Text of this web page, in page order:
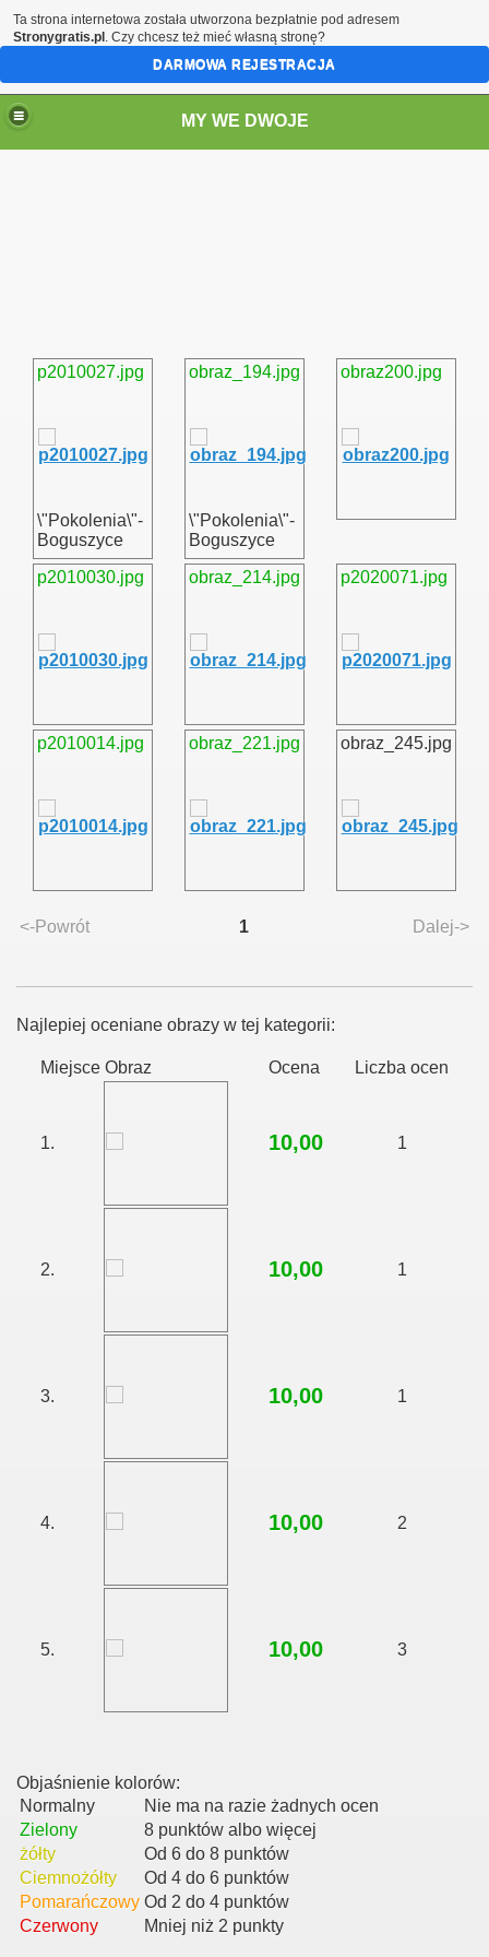
MY WE DWOJE
p2010027.jpg
\"Pokolenia\"-
Boguszyce
obraz_194.jpg
\"Pokolenia\"-
Boguszyce
obraz200.jpg
p2010030.jpg obraz_214.jpg p2020071.jpg
p2010014.jpg obraz_221.jpg obraz_245.jpg
<-Powrót 1 Dalej->
Najlepiej oceniane obrazy w tej kategorii:
Miejsce Obraz Ocena Liczba ocen
1. 10,00 1
2. 10,00 1
3. 10,00 1
4. 10,00 2
5. 10,00 3
Objaśnienie kolorów:
Normalny
Nie ma na razie żadnych ocen
Zielony
8 punktów albo więcej
żółty
Od 6 do 8 punktów
Ciemnożółty
Od 4 do 6 punktów
Pomarańczowy Od 2 do 4 punktów
Czerwony
Mniej niż 2 punkty
Ta strona internetowa została utworzona bezpłatnie pod adresem
Stronygratis.pl . Czy chcesz też mieć własną stronę?
DARMOWA REJESTRACJA